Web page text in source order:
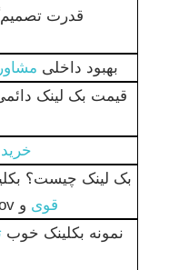
قدرت
بهبود داخلی
قیمت بک لینک
خرید
بک لینک چیست؟
قوی و gov سئو و بهینه سازی
نمونه بکلینک خوب